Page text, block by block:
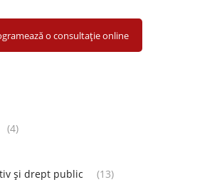
o consultație online
(4)
și drept public
(13)